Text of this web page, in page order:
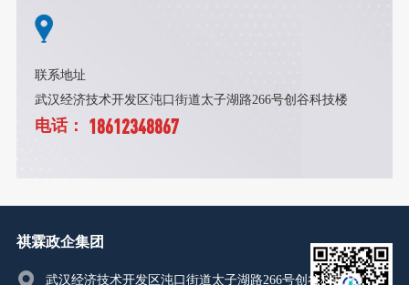
联系地址
武汉经济技术开发区沌口街道太子湖路266号创谷科技楼
电话： 18612348867
祺霖政企集团
武汉经济技术开发区沌口街道太子湖路266号创谷科技楼